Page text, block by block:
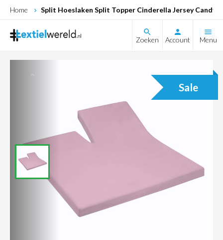
Home Split Hoeslaken Split Topper Cinderella Jersey Candy
Zoeken Account Menu
Sale